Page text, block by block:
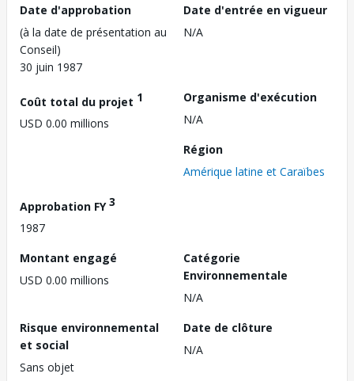
Date d'approbation
(à la date de présentation au
Conseil)
30 juin 1987
Date d'entrée en vigueur
N/A
Coût total du projet 1
USD 0.00 millions
Organisme d'exécution
N/A
Région
Amérique latine et Caraïbes
Approbation FY3
1987
Montant engagé
USD 0.00 millions
Catégorie
Environnementale
N/A
Risque environnemental
et social
Sans objet
Date de clôture
N/A